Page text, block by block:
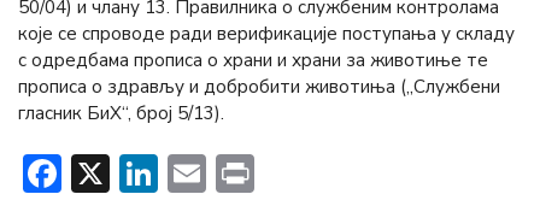
50/04) и члану 13. Правилника о службеним контролама
које се спроводе ради верификације поступања у складу
с одредбама прописа о храни и храни за животиње те
прописа о здрављу и добробити животиња („Службени
гласник БиХ“, број 5/13).
Facebook
X LinkedIn
Email